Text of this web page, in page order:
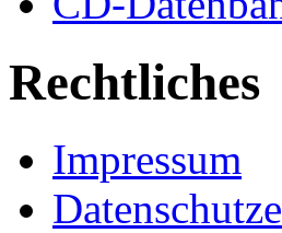
Rechtliches
Impressum